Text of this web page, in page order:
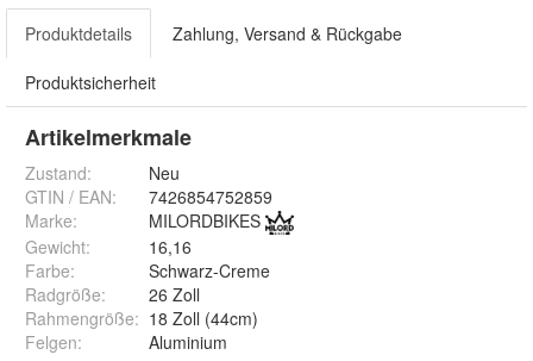
Produktdetails Zahlung, Versand & Rückgabe
Produktsicherheit
Artikelmerkmale
Zustand:
Neu
GTIN / EAN:
7426854752859
Marke:
MILORDBIKES
Gewicht:
16,16
Farbe:
Schwarz-Creme
Radgröße:
26 Zoll
Rahmengröße: 18 Zoll (44cm)
Felgen: Aluminium